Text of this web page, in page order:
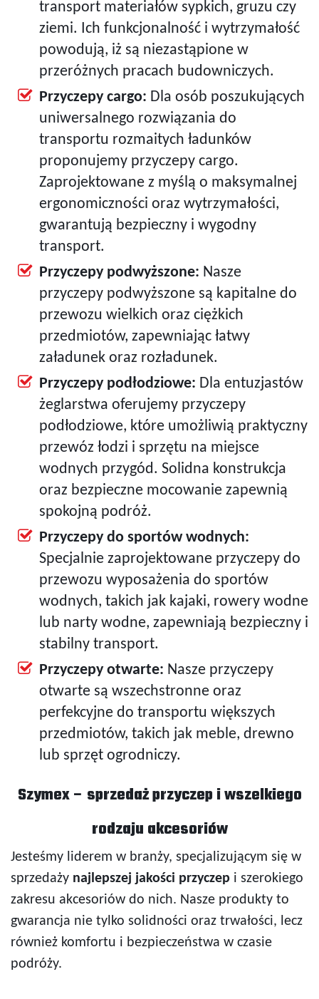
transport materiałów sypkich, gruzu czy
ziemi. Ich funkcjonalność i wytrzymałość
powodują, iż są niezastąpione w
przeróżnych pracach budowniczych.
Przyczepy cargo: Dla osób poszukujących
uniwersalnego rozwiązania do
transportu rozmaitych ładunków
proponujemy przyczepy cargo.
Zaprojektowane z myślą o maksymalnej
ergonomiczności oraz wytrzymałości,
gwarantują bezpieczny i wygodny
transport.
Przyczepy podwyższone: Nasze
przyczepy podwyższone są kapitalne do
przewozu wielkich oraz ciężkich
przedmiotów, zapewniając łatwy
załadunek oraz rozładunek.
Przyczepy podłodziowe: Dla entuzjastów
żeglarstwa oferujemy przyczepy
podłodziowe, które umożliwią praktyczny
przewóz łodzi i sprzętu na miejsce
wodnych przygód. Solidna konstrukcja
oraz bezpieczne mocowanie zapewnią
spokojną podróż.
Przyczepy do sportów wodnych:
Specjalnie zaprojektowane przyczepy do
przewozu wyposażenia do sportów
wodnych, takich jak kajaki, rowery wodne
lub narty wodne, zapewniają bezpieczny i
stabilny transport.
Przyczepy otwarte: Nasze przyczepy
otwarte są wszechstronne oraz
perfekcyjne do transportu większych
przedmiotów, takich jak meble, drewno
lub sprzęt ogrodniczy.
Szymex – sprzedaż przyczep i wszelkiego
rodzaju akcesoriów
Jesteśmy liderem w branży, specjalizującym się w
sprzedaży najlepszej jakości przyczep i szerokiego
zakresu akcesoriów do nich. Nasze produkty to
gwarancja nie tylko solidności oraz trwałości, lecz
również komfortu i bezpieczeństwa w czasie
podróży.